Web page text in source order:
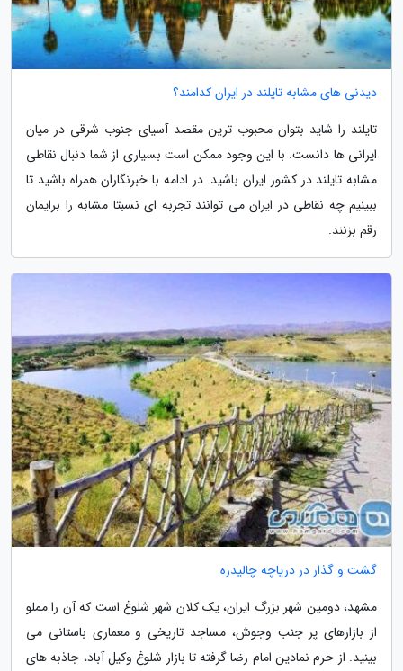
دیدنی های مشابه تایلند در ایران کدامند؟
تایلند را شاید بتوان محبوب ترین مقصد آسیای جنوب شرقی در میان
ایرانی ها دانست. با این وجود ممکن است بسیاری از شما دنبال نقاطی
مشابه تایلند در کشور ایران باشید. در ادامه با خبرنگاران همراه باشید تا
ببینیم چه نقاطی در ایران می توانند تجربه ای نسبتا مشابه را برایمان
رقم بزنند.
گشت و گذار در دریاچه چالیدره
مشهد، دومین شهر بزرگ ایران، یک کلان شهر شلوغ است که آن را مملو
از بازارهای پر جنب وجوش، مساجد تاریخی و معماری باستانی می
بینید. از حرم نمادین امام رضا گرفته تا بازار شلوغ وکیل آباد، جاذبه های